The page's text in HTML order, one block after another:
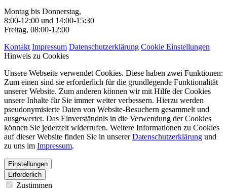
Montag bis Donnerstag,
8:00-12:00 und 14:00-15:30
Freitag, 08:00-12:00
Kontakt Impressum Datenschutzerklärung Cookie Einstellungen
Hinweis zu Cookies
Unsere Webseite verwendet Cookies. Diese haben zwei Funktionen:
Zum einen sind sie erforderlich für die grundlegende Funktionalität
unserer Website. Zum anderen können wir mit Hilfe der Cookies
unsere Inhalte für Sie immer weiter verbessern. Hierzu werden
pseudonymisierte Daten von Website-Besuchern gesammelt und
ausgewertet. Das Einverständnis in die Verwendung der Cookies
können Sie jederzeit widerrufen. Weitere Informationen zu Cookies
auf dieser Website finden Sie in unsererDatenschutzerklärung und
zu uns im Impressum.
Einstellungen
Erforderlich
Zustimmen